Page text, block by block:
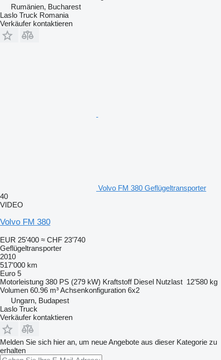
Rumänien, Bucharest
Laslo Truck Romania
Verkäufer kontaktieren
Volvo FM 380 Geflügeltransporter
40
VIDEO
Volvo FM 380
EUR 25’400 ≈ CHF 23’740
Geflügeltransporter
2010
517’000 km
Euro 5
Motorleistung 380 PS (279 kW) Kraftstoff Diesel Nutzlast 12’580 kg
Volumen 60.96 m³Achsenkonfiguration 6x2
Ungarn, Budapest
Laslo Truck
Verkäufer kontaktieren
Melden Sie sich hier an, um neue Angebote aus dieser Kategorie zu
erhalten